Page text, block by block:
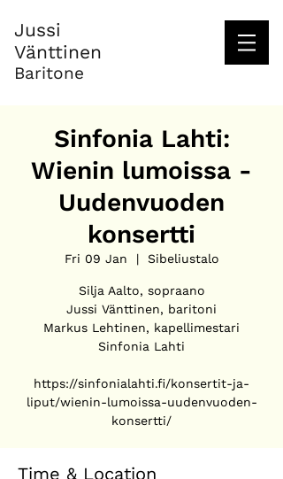
Jussi
Vänttinen
Baritone
Sinfonia Lahti:
Wienin lumoissa -
Uudenvuoden
konsertti
Fri 09 Jan
  |
Sibeliustalo
Silja Aalto, sopraano
Jussi Vänttinen, baritoni
Markus Lehtinen, kapellimestari
Sinfonia Lahti
https://sinfonialahti.fi/konsertit-ja-
liput/wienin-lumoissa-uudenvuoden-
Time & Location